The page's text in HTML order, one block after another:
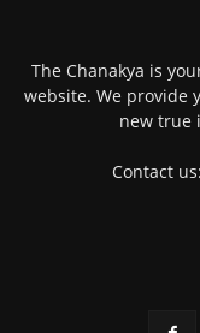
The Chanakya is
website. We provide
new true
Contact us: